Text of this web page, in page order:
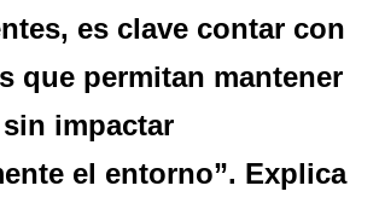
es clave contar con
que permitan mantener
impactar
el entorno”. Explica